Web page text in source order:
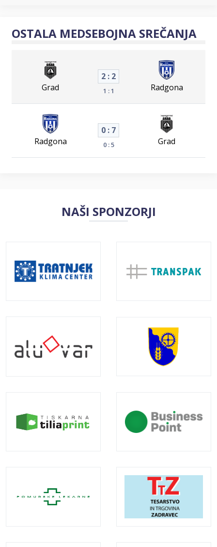
OSTALA MEDSEBOJNA SREČANJA
Grad
2 : 2
1 : 1 Radgona
Radgona
0 : 7
0 : 5 Grad
NAŠI SPONZORJI